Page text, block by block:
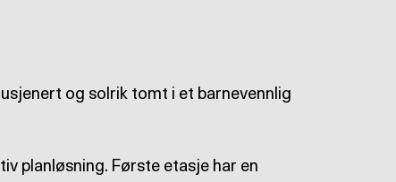
og solrik tomt i et barnevennlig
planløsning. Første etasje har en